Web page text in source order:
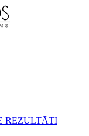
REZULTĀTI